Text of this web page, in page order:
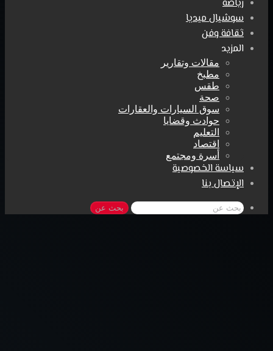
رياضة
سوشيال ميديا
ثقافة وفن
المزيد
مقالات وتقارير
مطبخ
طقس
صحة
سوق السيارات والعقارات
حوادث وقضايا
التعليم
اقتصاد
أسرة ومجتمع
سياسة الخصوصية
الإتصال بنا
بحث عن